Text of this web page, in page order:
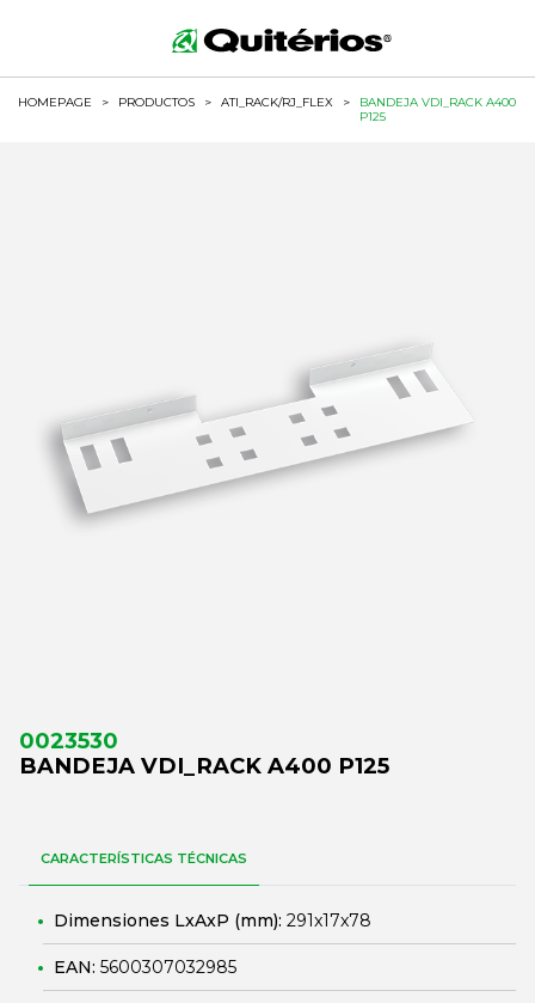
HOMEPAGE > PRODUCTOS > ATI_RACK/RJ_FLEX >
BANDEJA VDI_RACK A400
P125
0023530
BANDEJA VDI_RACK A400 P125
CARACTERÍSTICAS TÉCNICAS
Dimensiones LxAxP (mm): 291x17x78
EAN: 5600307032985